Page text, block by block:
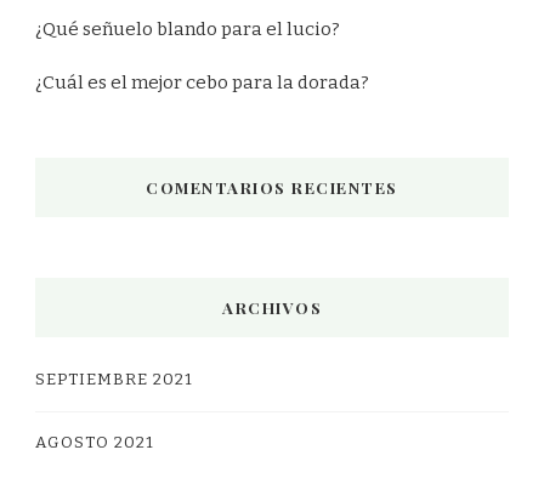
¿Qué señuelo blando para el lucio?
¿Cuál es el mejor cebo para la dorada?
COMENTARIOS RECIENTES
ARCHIVOS
SEPTIEMBRE 2021
AGOSTO 2021